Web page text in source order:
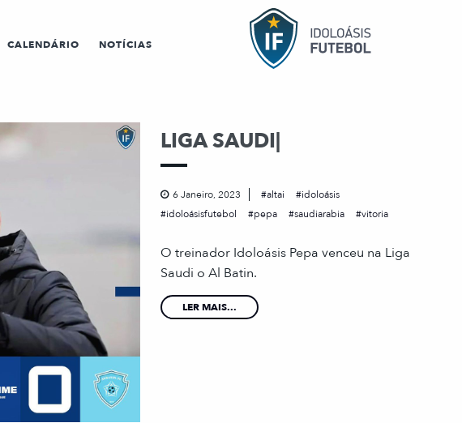
CALENDÁRIO NOTÍCIAS
LIGA SAUDI|
6 Janeiro, 2023 altai
idoloásis
idoloásisfutebol
pepa saudiarabia vitoria
O treinador Idoloásis Pepa venceu na Liga
Saudi o Al Batin.
LER MAIS...